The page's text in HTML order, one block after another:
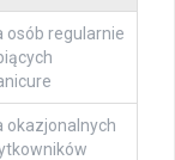
osób regularnie
okazjonalnych